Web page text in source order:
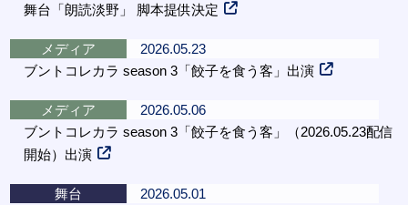
舞台「朗読淡野」 脚本提供決定
メディア
2026.05.23
ブントコレカラ season 3「餃子を食う客」出演
メディア
2026.05.06
ブントコレカラ season 3「餃子を食う客」（2026.05.23配信
開始）出演
舞台
2026.05.01